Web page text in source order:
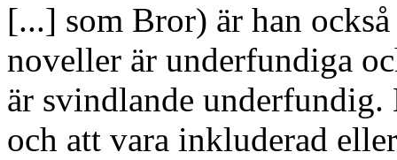
[...] som Bror) är han
noveller är underfundiga
är svindlande underfundig.
och att vara inkluderad